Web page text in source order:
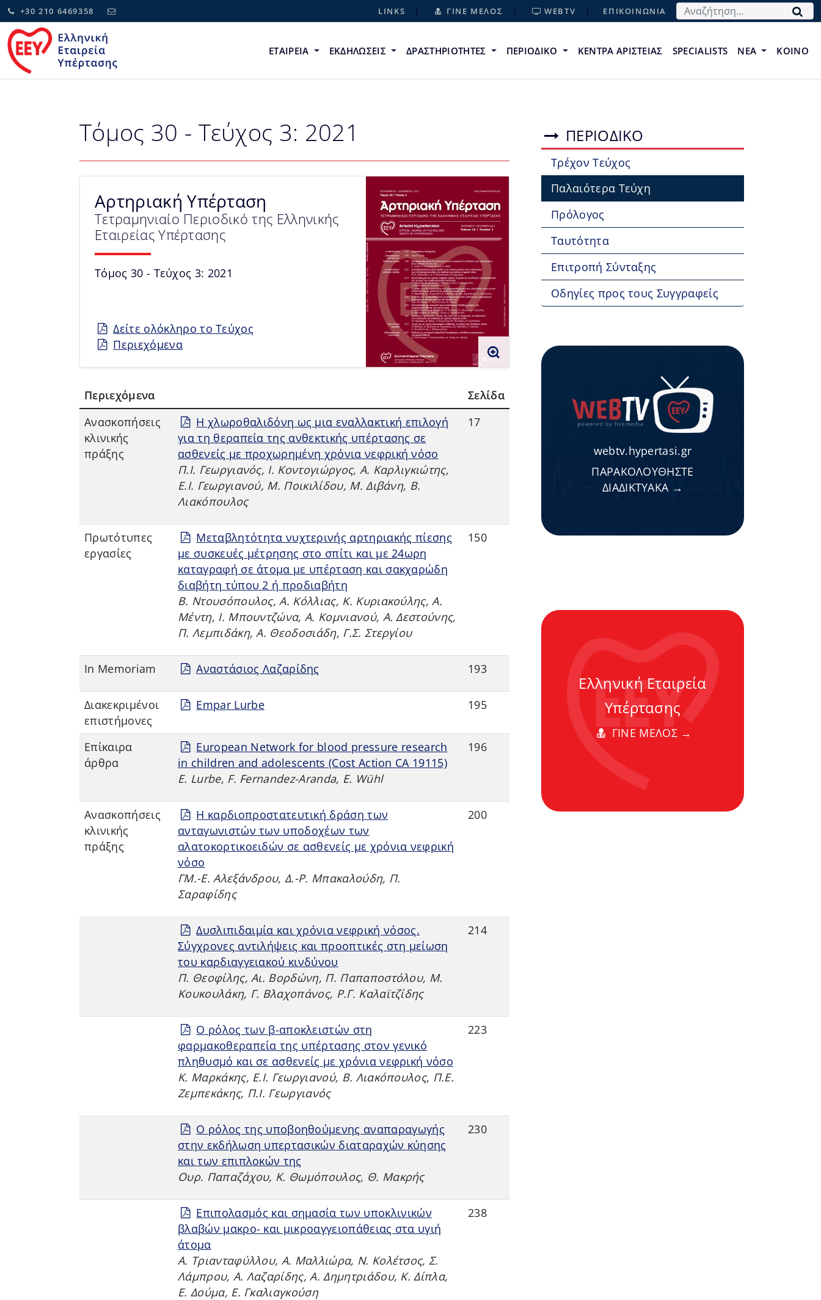
+30 210 6469358 LINKS ΓΙΝΕ ΜΕΛΟΣ WEBTV ΕΠΙΚΟΙΝΩΝΙΑ Αναζήτηση...
ΕΤΑΙΡΕΙΑ ΕΚΔΗΛΩΣΕΙΣ ΔΡΑΣΤΗΡΙΟΤΗΤΕΣ ΠΕΡΙΟΔΙΚΟ ΚΕΝΤΡΑ ΑΡΙΣΤΕΙΑΣ SPECIALISTS ΝΕΑ ΚΟΙΝΟ
Τόμος 30 - Τεύχος 3: 2021
Αρτηριακή Υπέρταση
Τετραμηνιαίο Περιοδικό της Ελληνικής
Εταιρείας Υπέρτασης
Τόμος 30 - Τεύχος 3: 2021
Δείτε ολόκληρο το Tεύχος
Περιεχόμενα
Περιεχόμενα
Σελίδα
Aνασκοπήσεις
κλινικής
πράξης
Η χλωροθαλιδόνη ως μια εναλλακτική επιλογή
για τη θεραπεία της ανθεκτικής υπέρτασης σε
ασθενείς με προχωρημένη χρόνια νεφρική νόσο
Π.Ι. Γεωργιανός, Ι. Κοντογιώργος, Α. Καρλιγκιώτης,
Ε.Ι. Γεωργιανού, Μ. Ποικιλίδου, Μ. Διβάνη, Β.
Λιακόπουλος
17
Πρωτότυπες
εργασίες
Μεταβλητότητα νυχτερινής αρτηριακής πίεσης
με συσκευές μέτρησης στο σπίτι και με 24ωρη
καταγραφή σε άτομα με υπέρταση και σακχαρώδη
διαβήτη τύπου 2 ή προδιαβήτη
Β. Ντουσόπουλος, Α. Κόλλιας, Κ. Κυριακούλης, Α.
Μέντη, Ι. Μπουντζώνα, Α. Κομνιανού, Α. Δεστούνης,
Π. Λεμπιδάκη, Α. Θεοδοσιάδη, Γ.Σ. Στεργίου
150
In Memoriam Αναστάσιος Λαζαρίδης 193
Διακεκριμένοι
επιστήμονες
Empar Lurbe 195
Επίκαιρα
άρθρα
European Network for blood pressure research
in children and adolescents (Cost Action CA 19115)
E. Lurbe, F. Fernandez-Aranda, E. Wühl
196
Aνασκοπήσεις
κλινικής
πράξης
Η καρδιοπροστατευτική δράση των
ανταγωνιστών των υποδοχέων των
αλατοκορτικοειδών σε ασθενείς με χρόνια νεφρική
νόσο
ΓΜ.-Ε. Αλεξάνδρου, Δ.-Ρ. Μπακαλούδη, Π.
Σαραφίδης
200
Δυσλιπιδαιμία και χρόνια νεφρική νόσος.
Σύγχρονες αντιλήψεις και προοπτικές στη μείωση
του καρδιαγγειακού κινδύνου
Π. Θεοφίλης, Αι. Βορδώνη, Π. Παπαποστόλου, Μ.
Κουκουλάκη, Γ. Βλαχοπάνος, Ρ.Γ. Καλαϊτζίδης
214
Ο ρόλος των β-αποκλειστών στη
φαρμακοθεραπεία της υπέρτασης στον γενικό
πληθυσμό και σε ασθενείς με χρόνια νεφρική νόσο
Κ. Μαρκάκης, E.Ι. Γεωργιανού, Β. Λιακόπουλος, Π.Ε.
Ζεμπεκάκης, Π.Ι. Γεωργιανός
223
Ο ρόλος της υποβοηθούμενης αναπαραγωγής
στην εκδήλωση υπερτασικών διαταραχών κύησης
και των επιπλοκών της
Ουρ. Παπαζάχου, Κ. Θωμόπουλος, Θ. Μακρής
230
Επιπολασμός και σημασία των υποκλινικών
βλαβών μακρο- και μικροαγγειοπάθειας στα υγιή
άτομα
Α. Τριανταφύλλου, Α. Μαλλιώρα, Ν. Κολέτσος, Σ.
Λάμπρου, Α. Λαζαρίδης, Α. Δημητριάδου, Κ. Δίπλα,
Ε. Δούμα, Ε. Γκαλιαγκούση
238
ΠΕΡΙΟΔΙΚΟ
Τρέχον Τεύχος
Παλαιότερα Τεύχη
Πρόλογος
Ταυτότητα
Επιτροπή Σύνταξης
Οδηγίες προς τους Συγγραφείς
webtv.hypertasi.gr
ΠΑΡΑΚΟΛΟΥΘΗΣΤΕ
ΔΙΑΔΙΚΤΥΑΚΑ →
Ελληνική Εταιρεία
Υπέρτασης
ΓΙΝΕ ΜΕΛΟΣ →